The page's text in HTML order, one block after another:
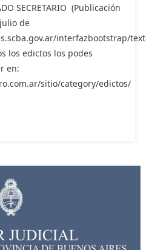
SECRETARIO (Publicación
de
interfazbootstrap/
los edictos los podes
en:
sitio/category/edictos/